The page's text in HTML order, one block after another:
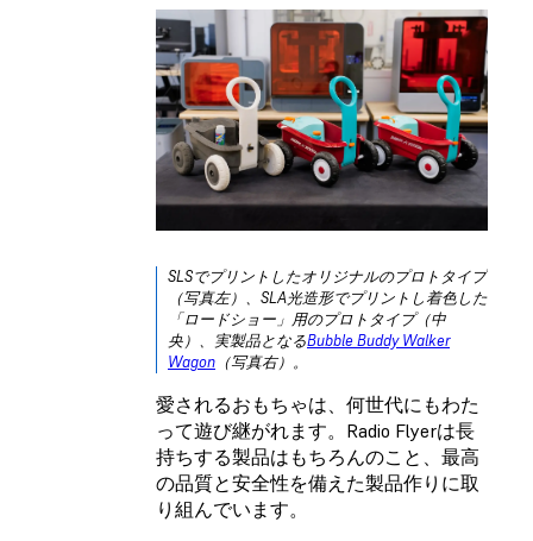
SLSでプリントしたオリジナルのプロトタイプ
（写真左）、SLA光造形でプリントし着色した
「ロードショー」用のプロトタイプ（中
央）、実製品となるBubble Buddy Walker
Wagon （写真右）。
愛されるおもちゃは、何世代にもわた
って遊び継がれます。Radio Flyerは長
持ちする製品はもちろんのこと、最高
の品質と安全性を備えた製品作りに取
り組んでいます。